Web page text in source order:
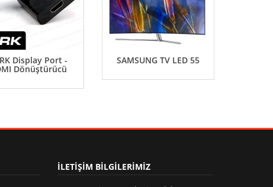
Display Port -
Dönüştürücü
SAMSUNG TV LED 55
İLETİŞİM BİLGİLERİMİZ